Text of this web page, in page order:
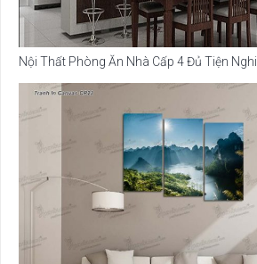
Nội Thất Phòng Ăn Nhà Cấp 4 Đủ Tiện Nghi